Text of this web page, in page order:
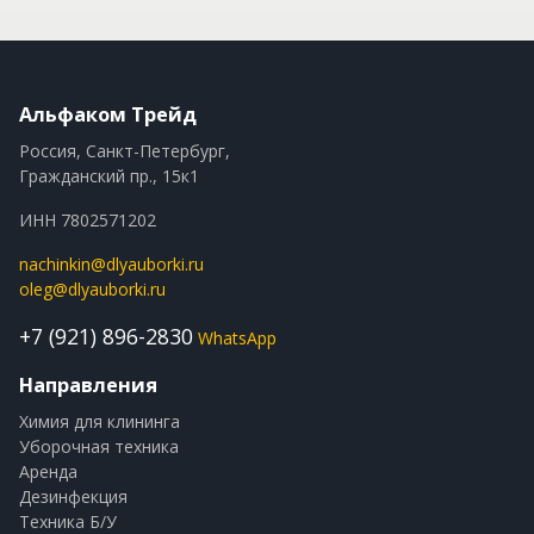
Альфаком Трейд
Россия, Санкт-Петербург,
Гражданский пр., 15к1
ИНН 7802571202
nachinkin@dlyauborki.ru
oleg@dlyauborki.ru
+7 (921) 896-2830 WhatsApp
Направления
Химия для клининга
Уборочная техника
Аренда
Дезинфекция
Техника Б/У